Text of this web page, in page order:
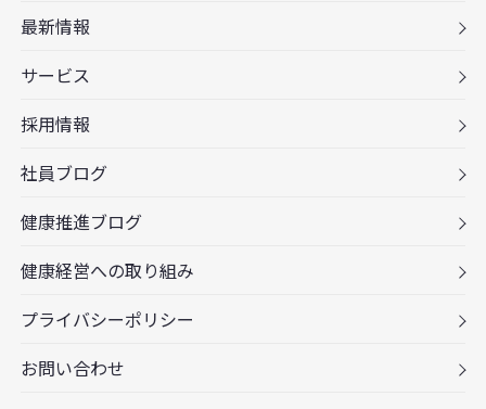
最新情報
サービス
採用情報
社員ブログ
健康推進ブログ
健康経営への取り組み
プライバシーポリシー
お問い合わせ